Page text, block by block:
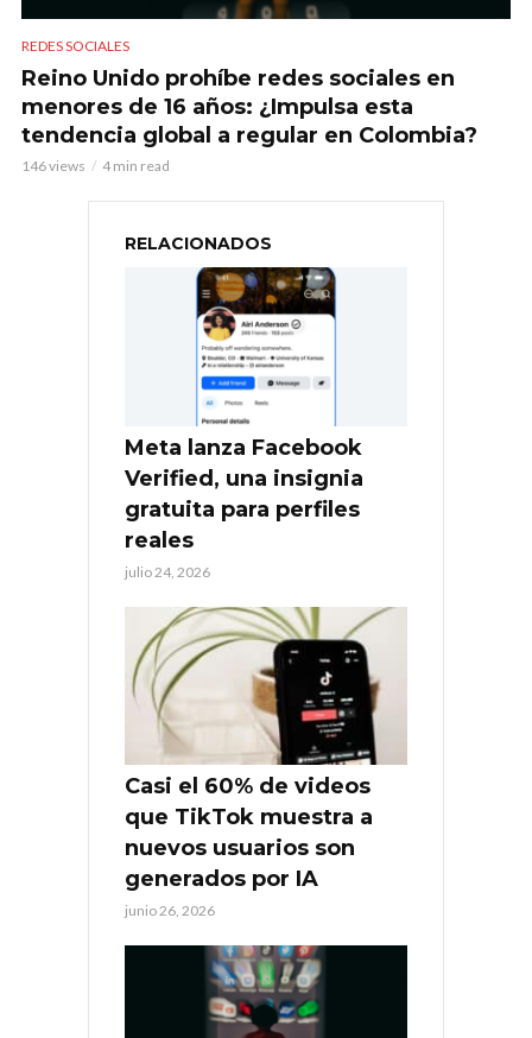
REDES SOCIALES
Reino Unido prohíbe redes sociales en
menores de 16 años: ¿Impulsa esta
tendencia global a regular en Colombia?
146 views 4 min read
RELACIONADOS
Meta lanza Facebook
Verified, una insignia
gratuita para perfiles
reales
julio 24, 2026
Casi el 60% de videos
que TikTok muestra a
nuevos usuarios son
generados por IA
junio 26, 2026